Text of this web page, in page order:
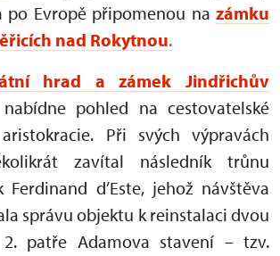
po Evropě připomenou na zámku
nad Rokytnou.
hrad a zámek Jindřichův
nabídne pohled na cestovatelské
Při svých výpravách
zavítal následník trůnu
Ferdinand d’Este, jehož návštěva
správu objektu k reinstalaci dvou
patře Adamova stavení – tzv.